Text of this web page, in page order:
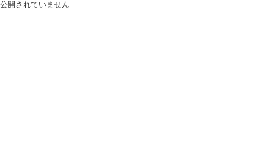
公開されていません